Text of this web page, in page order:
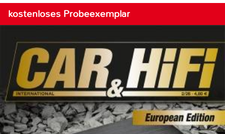
kostenloses Probeexemplar